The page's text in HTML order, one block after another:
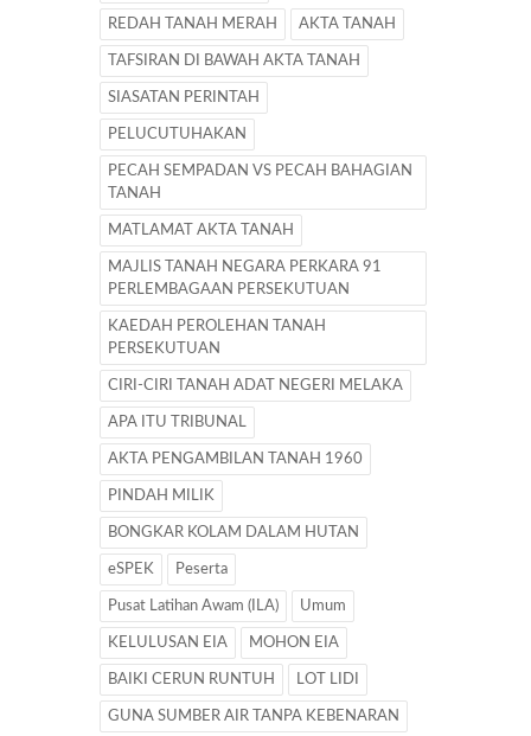
REDAH TANAH MERAH AKTA TANAH
TAFSIRAN DI BAWAH AKTA TANAH
SIASATAN PERINTAH
PELUCUTUHAKAN
PECAH SEMPADAN VS PECAH BAHAGIAN
TANAH
MATLAMAT AKTA TANAH
MAJLIS TANAH NEGARA PERKARA 91
PERLEMBAGAAN PERSEKUTUAN
KAEDAH PEROLEHAN TANAH
PERSEKUTUAN
CIRI-CIRI TANAH ADAT NEGERI MELAKA
APA ITU TRIBUNAL
AKTA PENGAMBILAN TANAH 1960
PINDAH MILIK
BONGKAR KOLAM DALAM HUTAN
eSPEK Peserta
Pusat Latihan Awam (ILA) Umum
KELULUSAN EIA MOHON EIA
BAIKI CERUN RUNTUH LOT LIDI
GUNA SUMBER AIR TANPA KEBENARAN